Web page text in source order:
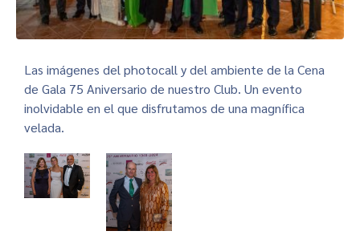
Las imágenes del photocall y del ambiente de la Cena
de Gala 75 Aniversario de nuestro Club. Un evento
inolvidable en el que disfrutamos de una magnífica
velada.